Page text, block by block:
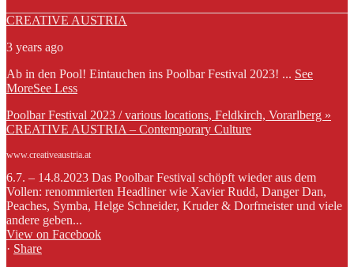
CREATIVE AUSTRIA
3 years ago
Ab in den Pool! Eintauchen ins Poolbar Festival 2023! ... See
MoreSee Less
Poolbar Festival 2023 / various locations, Feldkirch, Vorarlberg »
CREATIVE AUSTRIA – Contemporary Culture
www.creativeaustria.at
6.7. – 14.8.2023 Das Poolbar Festival schöpft wieder aus dem
Vollen: renommierten Headliner wie Xavier Rudd, Danger Dan,
Peaches, Symba, Helge Schneider, Kruder & Dorfmeister und viele
andere geben...
View on Facebook
· Share